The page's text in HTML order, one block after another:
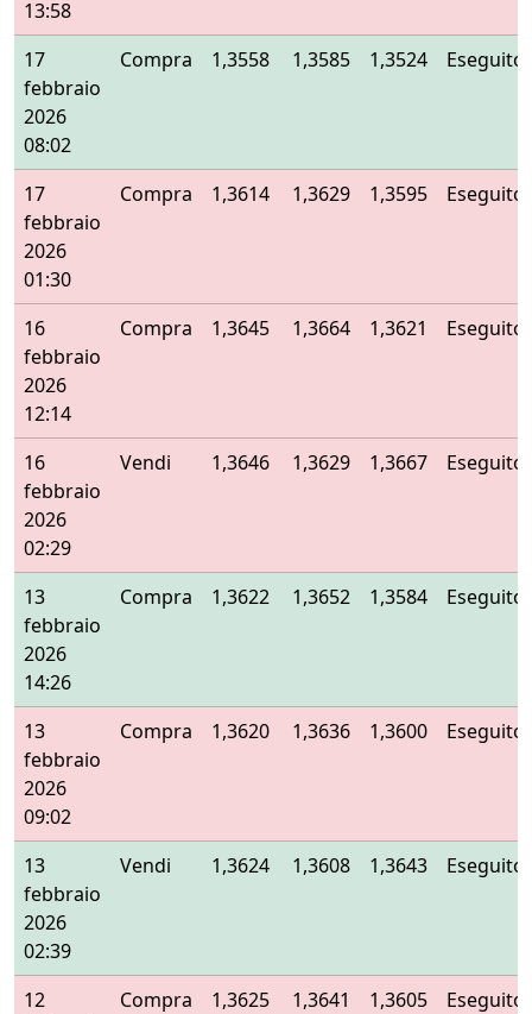
13:58
17
febbraio
2026
08:02
Compra 1,3558 1,3585 1,3524 Eseguito
17
febbraio
2026
01:30
Compra 1,3614 1,3629 1,3595 Eseguito
16
febbraio
2026
12:14
Compra 1,3645 1,3664 1,3621 Eseguito
16
febbraio
2026
02:29
Vendi 1,3646 1,3629 1,3667 Eseguito
13
febbraio
2026
14:26
Compra 1,3622 1,3652 1,3584 Eseguito
13
febbraio
2026
09:02
Compra 1,3620 1,3636 1,3600 Eseguito
13
febbraio
2026
02:39
Vendi 1,3624 1,3608 1,3643 Eseguito
12
Compra 1,3625 1,3641 1,3605 Eseguito